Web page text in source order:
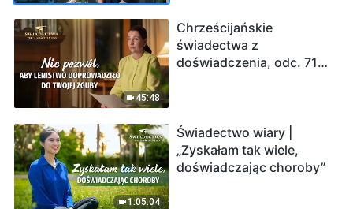
45:48
Chrześcijańskie
świadectwa z
doświadczenia, odc. 712:
1:05:04
Świadectwo wiary |
„Zyskałam tak wiele,
doświadczając choroby”